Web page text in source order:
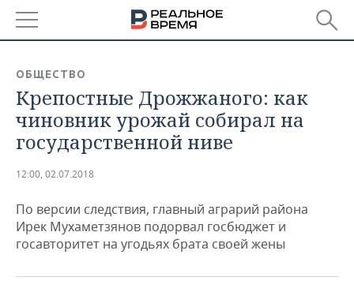
БАШКОРТОСТАН
ТАТАРСТАН
НОВОСТИ
АНАЛИТИКА
ДЕКЛАРАЦИИ О ДОХОДАХ
КОРОЛИ ГОСЗАКАЗА ПФО
ВУЗЫ ТАТАРСТАНА
НОВОСТИ ЭКОНОМИКИ
ФИНАНСЫ
БАНКИ
ПРОМЫШЛЕННОСТЬ
НОВОСТИ
ПРОМЫШЛЕННОСТИ
НЕДВИЖИМОСТЬ
НОВОСТИ НЕДВИЖИМОСТИ
АВТО
ОБЩЕСТВО
Крепостные Дрожжаного: как
чиновник урожай собирал на
государственной ниве
12:00, 02.07.2018
По версии следствия, главный аграрий района
Ирек Мухаметзянов подорвал госбюджет и
госавторитет на угодьях брата своей жены